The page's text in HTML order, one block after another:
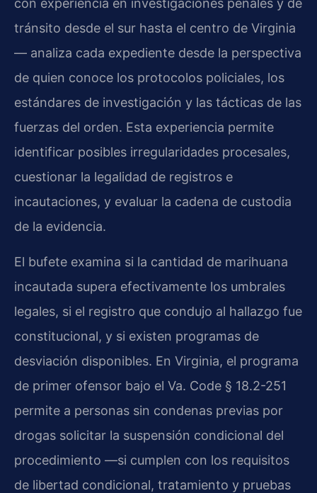
con experiencia en investigaciones penales y de
tránsito desde el sur hasta el centro de Virginia
— analiza cada expediente desde la perspectiva
de quien conoce los protocolos policiales, los
estándares de investigación y las tácticas de las
fuerzas del orden. Esta experiencia permite
identificar posibles irregularidades procesales,
cuestionar la legalidad de registros e
incautaciones, y evaluar la cadena de custodia
de la evidencia.
El bufete examina si la cantidad de marihuana
incautada supera efectivamente los umbrales
legales, si el registro que condujo al hallazgo fue
constitucional, y si existen programas de
desviación disponibles. En Virginia, el programa
de primer ofensor bajo el Va. Code § 18.2-251
permite a personas sin condenas previas por
drogas solicitar la suspensión condicional del
procedimiento —si cumplen con los requisitos
de libertad condicional, tratamiento y pruebas